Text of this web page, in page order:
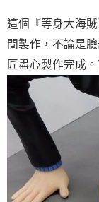
這個『等身大海
間製作，不論是
匠盡心製作完成